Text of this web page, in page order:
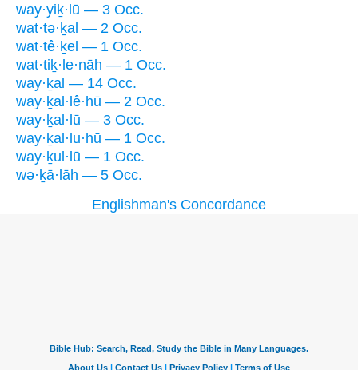
way·yiḵ·lū — 3 Occ.
wat·tə·ḵal — 2 Occ.
wat·tê·ḵel — 1 Occ.
wat·tiḵ·le·nāh — 1 Occ.
way·ḵal — 14 Occ.
way·ḵal·lê·hū — 2 Occ.
way·ḵal·lū — 3 Occ.
way·ḵal·lu·hū — 1 Occ.
way·ḵul·lū — 1 Occ.
wə·ḵā·lāh — 5 Occ.
Englishman's Concordance